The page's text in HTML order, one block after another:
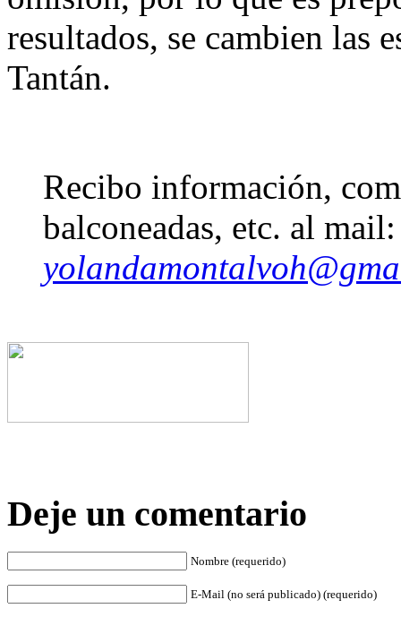
resultados, se cambien las
Tantán.
Recibo información,
balconeadas, etc. al mail:
Deje un comentario
Nombre (requerido)
E-Mail (no será publicado) (requerido)